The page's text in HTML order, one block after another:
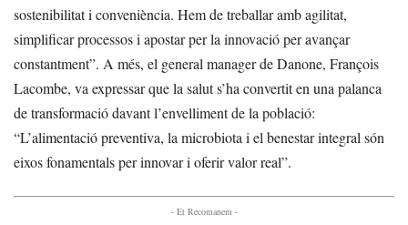
sostenibilitat i conveniència. Hem de treballar amb agilitat,
simplificar processos i apostar per la innovació per avançar
constantment”. A més, el general manager de Danone, François
Lacombe, va expressar que la salut s’ha convertit en una palanca
de transformació davant l’envelliment de la població:
“L’alimentació preventiva, la microbiota i el benestar integral són
eixos fonamentals per innovar i oferir valor real”.
- Et Recomanem -